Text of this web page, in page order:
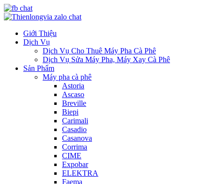
Giới Thiệu
Dịch Vụ
Dịch Vụ Cho Thuê Máy Pha Cà Phê
Dịch Vụ Sửa Máy Pha, Máy Xay Cà Phê
Sản Phẩm
Máy pha cà phê
Astoria
Ascaso
Breville
Biepi
Carimali
Casadio
Casanova
Corrima
CIME
Expobar
ELEKTRA
Faema